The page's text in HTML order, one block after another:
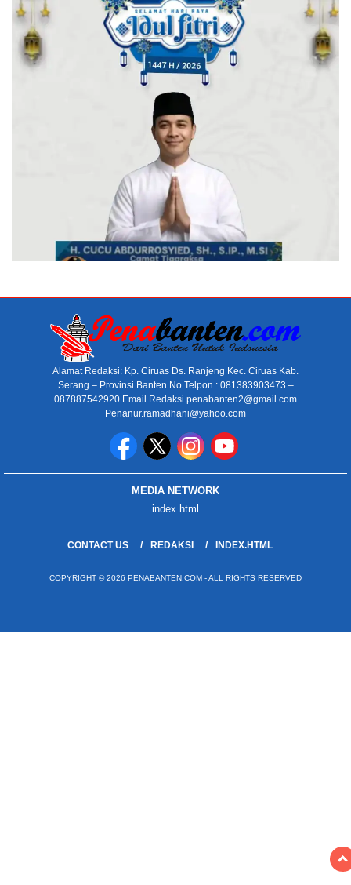
Alamat Redaksi: Kp. Ciruas Ds. Ranjeng Kec. Ciruas Kab.
Serang – Provinsi Banten No Telpon : 081383903473 –
087887542920 Email Redaksi penabanten2@gmail.com
Penanur.ramadhani@yahoo.com
MEDIA NETWORK
index.html
CONTACT US REDAKSI INDEX.HTML
COPYRIGHT © 2026 PENABANTEN.COM - ALL RIGHTS RESERVED